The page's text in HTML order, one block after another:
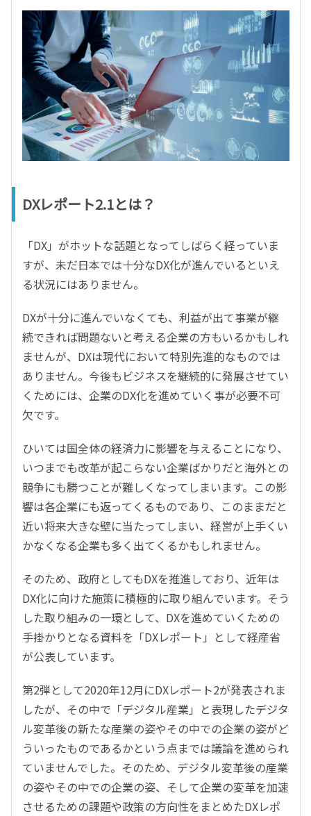
DXレポート2.1とは？
「DX」がホットな話題となってしばらく経っていま
すが、未だ日本では十分なDX化が進んでいるといえ
る状況にはありません。
DXが十分に進んでいなくても、利益が出て事業が継
続できれば問題ないと考える企業の方もいるかもしれ
ませんが、DXは現代において特別先進的なものでは
ありません。今後もビジネスを継続的に発展させてい
くためには、企業のDX化を進めていく事が必要不可
欠です。
ひいては国全体の経済力に影響を与えることになり、
いつまでも改革が起こらない企業ばかりだと海外との
競争にも勝つことが難しくなってしまいます。この影
響は各企業にも返ってくるものであり、このままだと
近い将来大きな壁に当たってしまい、経営が上手くい
かなくなる企業も多く出てくるかもしれません。
そのため、政府としてもDXを推進しており、近年は
DX化に向けた施策に積極的に取り組んでいます。そう
した取り組みの一環として、DXを進めていくための
手掛かりとなる資料を「DXレポート」として経産省
が公表しています。
第2弾として2020年12月にDXレポート2が発表されま
したが、その中で「デジタル産業」と表現したデジタ
ル変革後の新たな産業の姿やその中での企業の姿がど
ういったものであるかという点までは議論を進められ
ていませんでした。そのため、デジタル変革後の産業
の姿やその中での企業の姿、そして企業の変革を加速
させるための課題や政策の方向性をまとめたDXレポ